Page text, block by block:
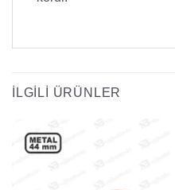
İLGILI ÜRÜNLER